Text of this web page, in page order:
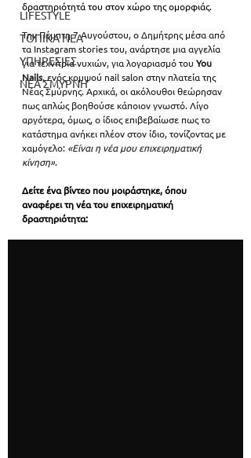
LIFESTYLE
ΤΟΠΙΚΑ ΝΕΑ
ΥΠΗΡΕΣΙΕΣ
ΝΕΑ ΣΜΥΡΝΗ
δραστηριότητά του στον χώρο της ομορφιάς.
Την Πέμπτη 7 Αυγούστου, ο Δημήτρης μέσα από
τα Instagram stories του, ανάρτησε μια αγγελία
για τεχνίτρια νυχιών, για λογαριασμό του You
Nails, ενός κομψού nail salon στην πλατεία της
Νέας Σμύρνης. Αρχικά, οι ακόλουθοι θεώρησαν
πως απλώς βοηθούσε κάποιον γνωστό. Λίγο
αργότερα, όμως, ο ίδιος επιβεβαίωσε πως το
κατάστημα ανήκει πλέον στον ίδιο, τονίζοντας με
χαμόγελο: «Είναι η νέα μου επιχειρηματική
κίνηση».
Δείτε ένα βίντεο που μοιράστηκε, όπου
αναφέρει τη νέα του επιχειρηματική
δραστηριότητα: